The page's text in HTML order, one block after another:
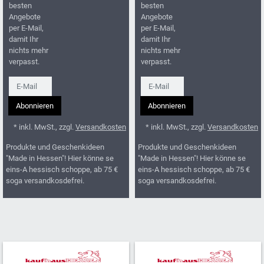
besten
Angebote
per E-Mail,
damit Ihr
nichts mehr
verpasst.
Newsletter
Abonnieren
* inkl. MwSt., zzgl. Versandkosten
Produkte und Geschenkideen
"Made in Hessen"! Hier könne se
eins-A hessisch schoppe, ab 75 €
soga versandkosdefrei.
besten
Angebote
per E-Mail,
damit Ihr
nichts mehr
verpasst.
Newsletter
Abonnieren
* inkl. MwSt., zzgl. Versandkosten
Produkte und Geschenkideen
"Made in Hessen"! Hier könne se
eins-A hessisch schoppe, ab 75 €
soga versandkosdefrei.